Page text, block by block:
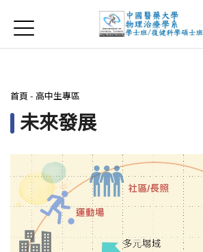
首頁
首頁
系所簡介
師資團隊
課程資訊
大四實習
相關辦法
Jump to Navigation
Jump to Main content
您在這裡
首頁 - 高中生專區
未來發展